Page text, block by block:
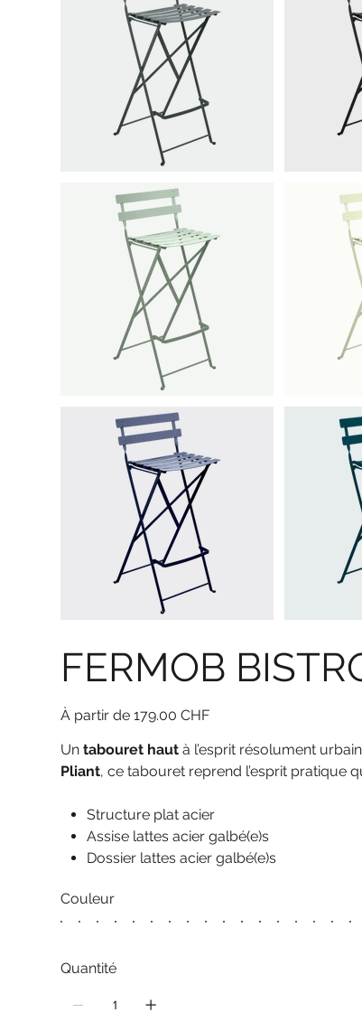
FERMOB
Prix
179.00 CHF
Untabouret haut à l’esprit résolument
Pliant, ce tabouret reprend l’esprit pratique
Structure plat acier
Assise lattes acier galbé(e)s
Dossier lattes acier galbé(e)s
Couleur
Quantité